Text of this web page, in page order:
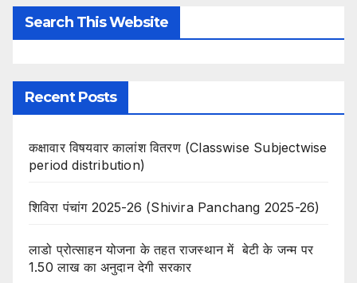
Search This Website
Recent Posts
कक्षावार विषयवार कालांश वितरण (Classwise Subjectwise
period distribution)
शिविरा पंचांग 2025-26 (Shivira Panchang 2025-26)
लाडो प्रोत्साहन योजना के तहत राजस्थान में बेटी के जन्म पर
1.50 लाख का अनुदान देगी सरकार